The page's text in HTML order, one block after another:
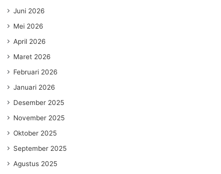
Juni 2026
Mei 2026
April 2026
Maret 2026
Februari 2026
Januari 2026
Desember 2025
November 2025
Oktober 2025
September 2025
Agustus 2025